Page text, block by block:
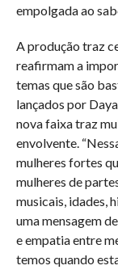
empolgada ao
A produção traz
reafirmam a
temas que são
lançados por
nova faixa traz
envolvente.
mulheres fortes
mulheres de
musicais, idades,
uma mensagem
e empatia entre
temos quando